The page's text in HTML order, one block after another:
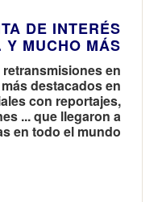
DE INTERÉS
Y MUCHO MÁS
en
destacados en
con reportajes,
... que llegaron a
en todo el mundo